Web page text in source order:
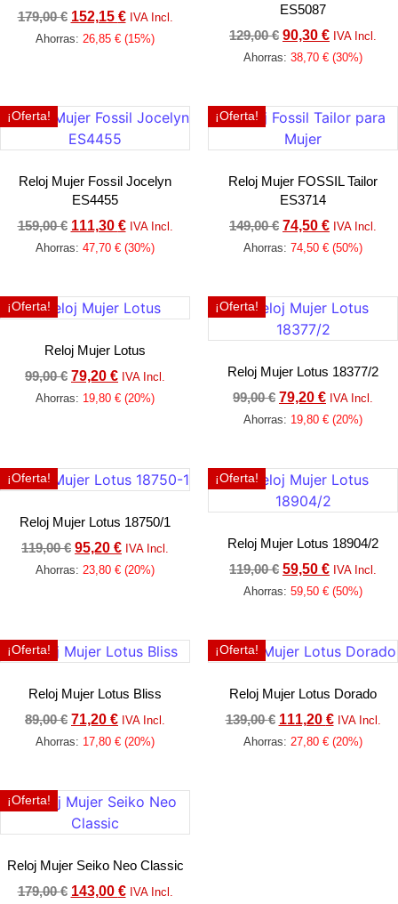
179,00€ 152,15 € IVA Incl.
Ahorras: 26,85 € (15%)
ES5087
129,00€ 90,30 € IVA Incl.
Ahorras: 38,70 € (30%)
¡Oferta!
Reloj Mujer Fossil Jocelyn
ES4455
159,00€ 111,30 € IVA Incl.
Ahorras: 47,70 € (30%)
¡Oferta!
Reloj Mujer FOSSIL Tailor
ES3714
149,00€ 74,50 € IVA Incl.
Ahorras: 74,50 € (50%)
¡Oferta!
Reloj Mujer Lotus
99,00€ 79,20 € IVA Incl.
Ahorras: 19,80 € (20%)
¡Oferta!
Reloj Mujer Lotus 18377/2
99,00€ 79,20 € IVA Incl.
Ahorras: 19,80 € (20%)
¡Oferta!
Reloj Mujer Lotus 18750/1
119,00€ 95,20 € IVA Incl.
Ahorras: 23,80 € (20%)
¡Oferta!
Reloj Mujer Lotus 18904/2
119,00€ 59,50 € IVA Incl.
Ahorras: 59,50 € (50%)
¡Oferta!
Reloj Mujer Lotus Bliss
89,00€ 71,20 € IVA Incl.
Ahorras: 17,80 € (20%)
¡Oferta!
Reloj Mujer Lotus Dorado
139,00€ 111,20 € IVA Incl.
Ahorras: 27,80 € (20%)
¡Oferta!
Reloj Mujer Seiko Neo Classic
179,00€ 143,00 € IVA Incl.